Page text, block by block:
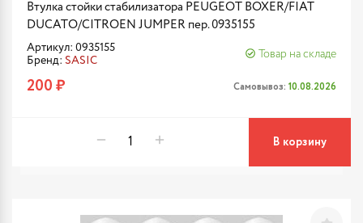
Втулка стойки стабилизатора PEUGEOT BOXER/FIAT
DUCATO/CITROEN JUMPER пер. 0935155
Артикул: 0935155
Бренд: SASIC
Товар на складе
200 ₽ Самовывоз: 10.08.2026
В корзину